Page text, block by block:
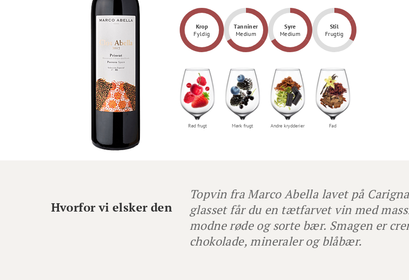
Krop
Fyldig
Tanniner
Medium
Syre
Medium
Stil
Frugtig
Rød frugt Mørk frugt Andre krydderier Fad
Simon Sejer Nielsen
Ole Christiansen
har smagt bedre prioat er
Hvorfor vi elsker den
Topvin fra Marco Abella lavet på
glasset får du en tætfarvet vin med
modne røde og sorte bær. Smagen er
chokolade, mineraler og blåbær.